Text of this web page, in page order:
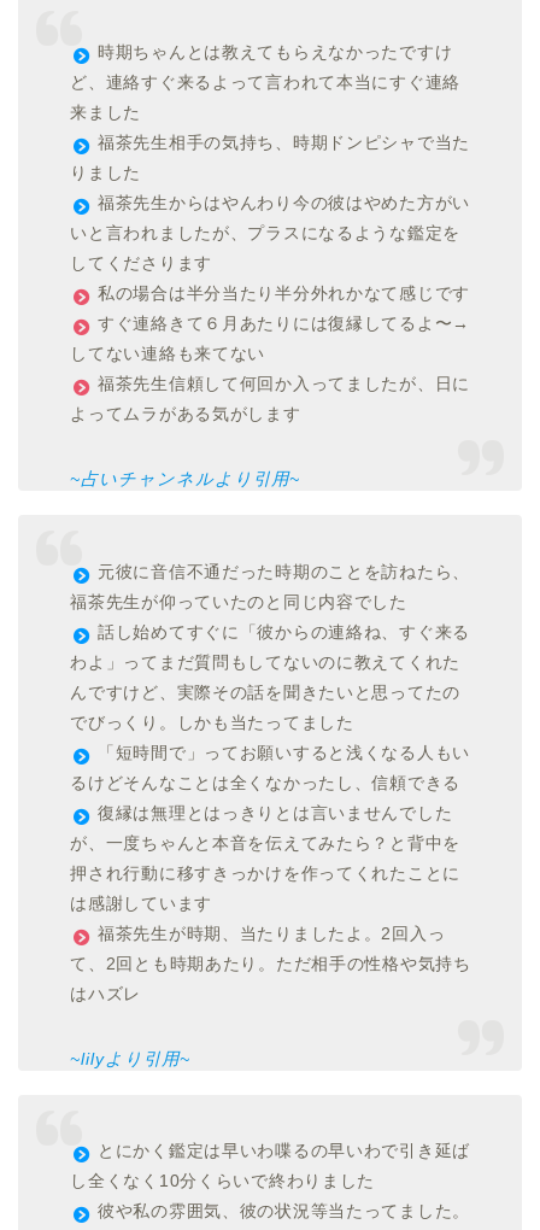
時期ちゃんとは教えてもらえなかったですけ
ど、連絡すぐ来るよって言われて本当にすぐ連絡
来ました
福茶先生相手の気持ち、時期ドンピシャで当た
りました
福茶先生からはやんわり今の彼はやめた方がい
いと言われましたが、プラスになるような鑑定を
してくださります
私の場合は半分当たり半分外れかなて感じです
すぐ連絡きて６月あたりには復縁してるよ〜→
してない連絡も来てない
福茶先生信頼して何回か入ってましたが、日に
よってムラがある気がします
~占いチャンネルより引用~
元彼に音信不通だった時期のことを訪ねたら、
福茶先生が仰っていたのと同じ内容でした
話し始めてすぐに「彼からの連絡ね、すぐ来る
わよ」ってまだ質問もしてないのに教えてくれた
んですけど、実際その話を聞きたいと思ってたの
でびっくり。しかも当たってました
「短時間で」ってお願いすると浅くなる人もい
るけどそんなことは全くなかったし、信頼できる
復縁は無理とはっきりとは言いませんでした
が、一度ちゃんと本音を伝えてみたら？と背中を
押され行動に移すきっかけを作ってくれたことに
は感謝しています
福茶先生が時期、当たりましたよ。2回入っ
て、2回とも時期あたり。ただ相手の性格や気持ち
はハズレ
~lilyより引用~
とにかく鑑定は早いわ喋るの早いわで引き延ば
し全くなく10分くらいで終わりました
彼や私の雰囲気、彼の状況等当たってました。